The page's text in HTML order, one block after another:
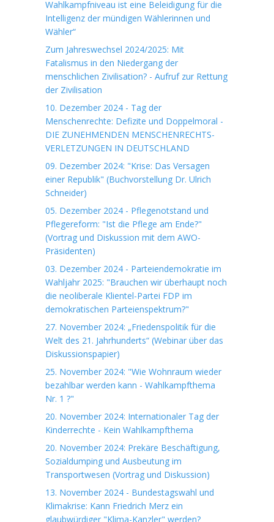
Wahlkampfniveau ist eine Beleidigung für die
Intelligenz der mündigen Wählerinnen und
Wähler“
Zum Jahreswechsel 2024/2025: Mit
Fatalismus in den Niedergang der
menschlichen Zivilisation? - Aufruf zur Rettung
der Zivilisation
10. Dezember 2024 - Tag der
Menschenrechte: Defizite und Doppelmoral -
DIE ZUNEHMENDEN MENSCHENRECHTS-
VERLETZUNGEN IN DEUTSCHLAND
09. Dezember 2024: "Krise: Das Versagen
einer Republik" (Buchvorstellung Dr. Ulrich
Schneider)
05. Dezember 2024 - Pflegenotstand und
Pflegereform: "Ist die Pflege am Ende?"
(Vortrag und Diskussion mit dem AWO-
Präsidenten)
03. Dezember 2024 - Parteiendemokratie im
Wahljahr 2025: "Brauchen wir überhaupt noch
die neoliberale Klientel-Partei FDP im
demokratischen Parteienspektrum?"
27. November 2024: „Friedenspolitik für die
Welt des 21. Jahrhunderts“ (Webinar über das
Diskussionspapier)
25. November 2024: "Wie Wohnraum wieder
bezahlbar werden kann - Wahlkampfthema
Nr. 1 ?"
20. November 2024: Internationaler Tag der
Kinderrechte - Kein Wahlkampfthema
20. November 2024: Prekäre Beschäftigung,
Sozialdumping und Ausbeutung im
Transportwesen (Vortrag und Diskussion)
13. November 2024 - Bundestagswahl und
Klimakrise: Kann Friedrich Merz ein
glaubwürdiger "Klima-Kanzler" werden?